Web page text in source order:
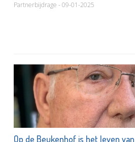
Partnerbijdrage - 09-01-2025
Op de Beukenhof is het leven